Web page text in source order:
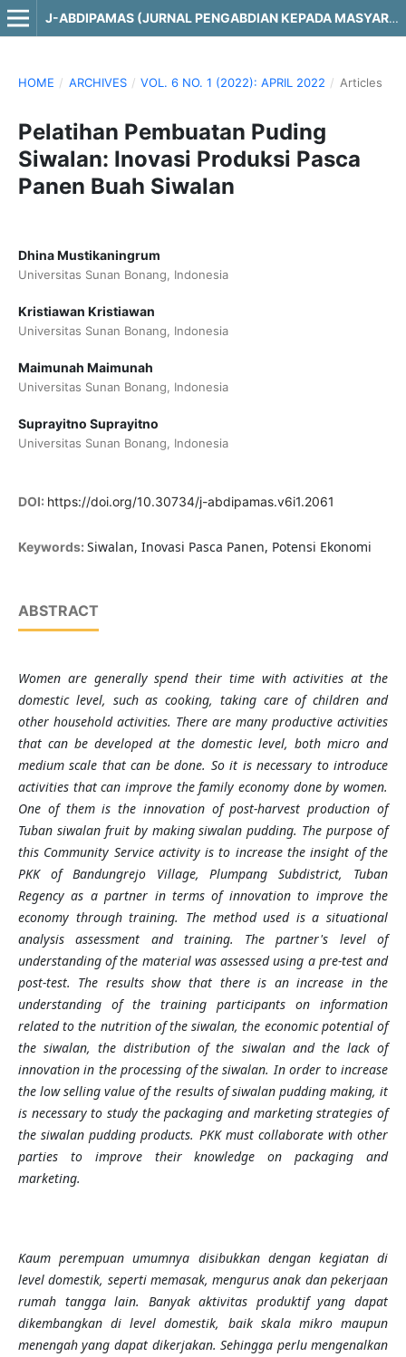
J-ABDIPAMAS (JURNAL PENGABDIAN KEPADA MASYARAKAT)
HOME / ARCHIVES / VOL. 6 NO. 1 (2022): APRIL 2022 / Articles
Pelatihan Pembuatan Puding
Siwalan: Inovasi Produksi Pasca
Panen Buah Siwalan
Dhina Mustikaningrum
Universitas Sunan Bonang, Indonesia
Kristiawan Kristiawan
Universitas Sunan Bonang, Indonesia
Maimunah Maimunah
Universitas Sunan Bonang, Indonesia
Suprayitno Suprayitno
Universitas Sunan Bonang, Indonesia
DOI: https://doi.org/10.30734/j-abdipamas.v6i1.2061
Keywords: Siwalan, Inovasi Pasca Panen, Potensi Ekonomi
ABSTRACT
Women are generallyspend their timewith activities at the
domestic level, such as cooking, taking care of children and
other household activities. There are many productive activities
that can be developed at the domestic level, both micro and
medium scale that can be done. So it is necessary to introduce
activities that can improve the family economy done by women.
One of them is the innovation of post-harvest production of
Tuban siwalan fruit by makingsiwalan pudding. The purpose of
this Community Service activity is to increase the insight of the
PKK of Bandungrejo Village, Plumpang Subdistrict, Tuban
Regencyas a partner in terms of innovation to improve the
economy through training. The method used is a situational
analysis assessment and training. The partner's level of
understanding of the material was assessed using a pre-test and
post-test. The results show that there is an increase in the
understanding of the training participants on information
related to the nutrition of the siwalan, the economic potential of
the siwalan, the distribution of the siwalan and the lack of
innovation in the processing of the siwalan. In order to increase
the low selling value of the results of siwalan pudding making, it
is necessary to study the packaging and marketing strategies of
the siwalan pudding products. PKK must collaborate with other
parties to improve their knowledge on packaging and
marketing.
Kaum perempuan umumnya disibukkan dengan kegiatan di
level domestik, seperti memasak, mengurus anak dan pekerjaan
rumah tangga lain. Banyak aktivitas produktif yang dapat
dikembangkan di level domestik, baik skala mikro maupun
menengah yang dapat dikerjakan. Sehingga perlu mengenalkan